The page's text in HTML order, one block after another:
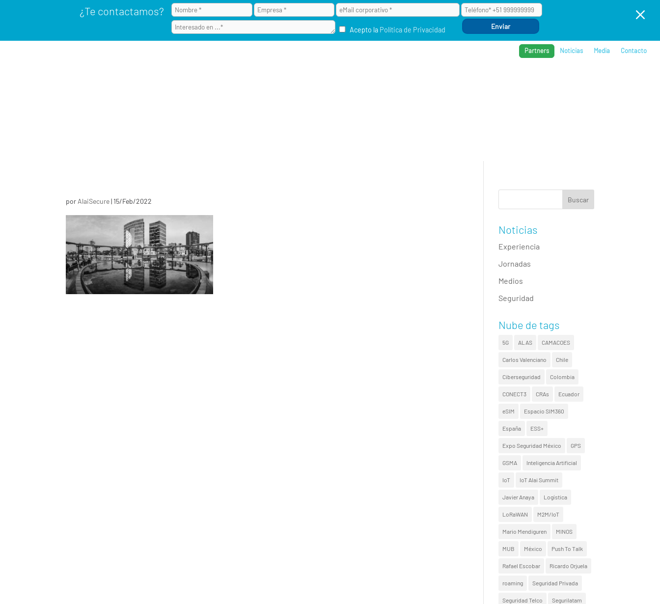
¿Te contactamos?
Acepto la Política de Privacidad
M
Partners Noticias Media Contacto
por AlaiSecure| 15/Feb/2022
Noticias
Experiencia
Jornadas
Medios
Seguridad
Nube de tags
5G ALAS CAMACOES
Carlos Valenciano Chile
Ciberseguridad Colombia
CONECT3 CRAs Ecuador
eSIM Espacio SIM360
España ESS+
Expo Seguridad México GPS
GSMA Inteligencia Artificial
IoT IoT Alai Summit
Javier Anaya Logística
LoRaWAN M2M/IoT
Mario Mendiguren MINOS
MUB México Push To Talk
Rafael Escobar Ricardo Orjuela
roaming Seguridad Privada
Seguridad Telco Segurilatam